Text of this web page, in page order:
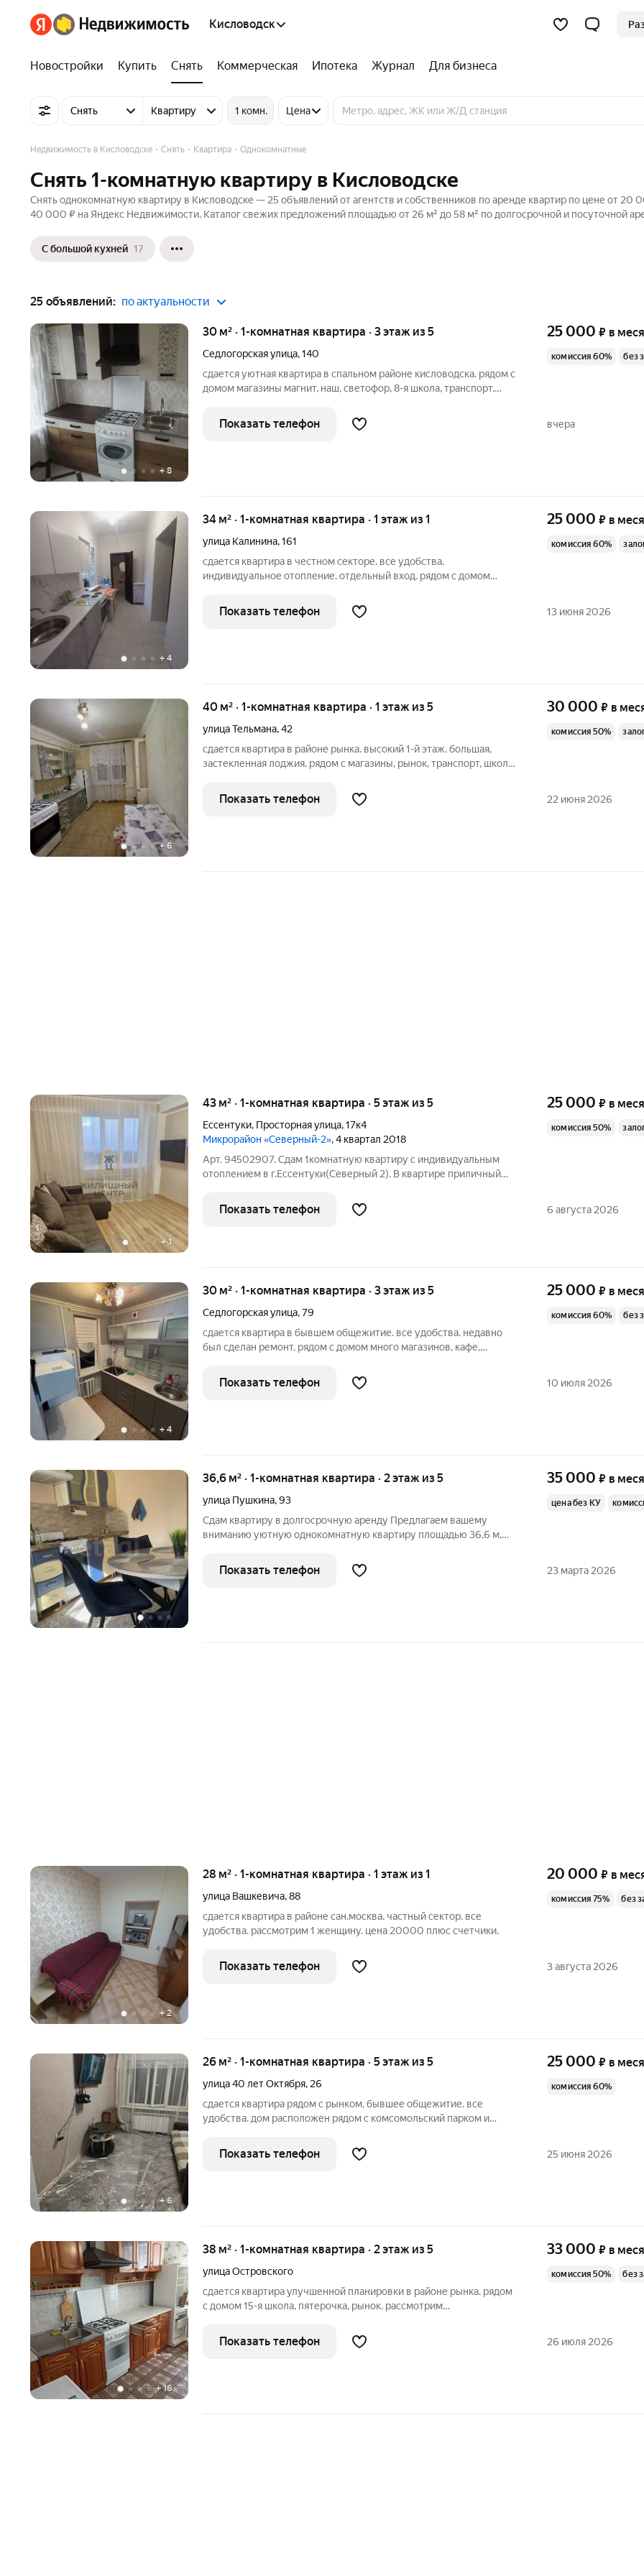
Кисловодск
Новостройки Купить Снять Коммерческая Ипотека Журнал Для бизнеса
Снять Квартиру 1 комн. Цена
Недвижимость в Кисловодске Снять Квартира Однокомнатные
Снять 1-комнатную квартиру в Кисловодске
Снять однокомнатную квартиру в Кисловодске — 25 объявлений от агентств и собственников по аренде квартир по цене от 20
40 000 ₽ на Яндекс Недвижимости. Каталог свежих предложений площадью от 26 м² до 58 м² по долгосрочной и посуточной
С большой кухней 17
25 объявлений: по актуальности
+ 8
30 м² · 1-комнатная квартира · 3 этаж из 5
Седлогорская улица,140
сдается уютная квартира в спальном районе кисловодска. рядом с
домом магазины магнит, наш, светофор, 8-я школа, транспорт.
квитанции.
25 000 ₽ в
комиссия 60% без
Показать телефон вчера
+ 4
34 м² · 1-комнатная квартира · 1 этаж из 1
улица Калинина,161
сдается квартира в честном секторе. все удобства.
индивидуальное отопление. отдельный вход. рядом с домом
коммунальные услуги. квартира сдается с залогом.25
25 000 ₽ в
комиссия 60%
Показать телефон 13 июня 2026
+ 6
40 м² · 1-комнатная квартира · 1 этаж из 5
улица Тельмана,42
сдается квартира в районе рынка. высокий 1-й этаж. большая,
застекленная лоджия. рядом с магазины, рынок, транспорт, школа,
30 000 ₽ в
комиссия 50%
Показать телефон 22 июня 2026
+1
43 м² · 1-комнатная квартира · 5 этаж из 5
Ессентуки, Просторная улица,17к4
Микрорайон «Северный-2», 4 квартал 2018
Арт. 94502907. Сдам 1комнатную квартиру с индивидуальным
отоплением в г.Ессентуки(Северный 2). В квартире приличный
согласованию.
25 000 ₽ в
комиссия 50%
Показать телефон 6 августа 2026
+ 4
30 м² · 1-комнатная квартира · 3 этаж из 5
Седлогорская улица,79
сдается квартира в бывшем общежитие. все удобства. недавно
был сделан ремонт. рядом с домом много магазинов, кафе,
коммунальные платежи по квитанции.
25 000 ₽ в
комиссия 60% без
Показать телефон 10 июля 2026
36,6 м² · 1-комнатная квартира · 2 этаж из 5
улица Пушкина,93
Сдам квартиру в долгосрочную аренду Предлагаем вашему
вниманию уютную однокомнатную квартиру площадью 36,6 м,
придомовой территорией и охраняемым въездом со шлагбаумом.
Преимущества аренды:
35 000 ₽ в
цена без КУ
Показать телефон 23 марта 2026
+2
28 м² · 1-комнатная квартира · 1 этаж из 1
улица Вашкевича,88
сдается квартира в районе сан.москва. частный сектор. все
удобства. рассмотрим 1 женщину. цена 20000 плюс счетчики.
20 000 ₽ в
комиссия 75% без
Показать телефон 3 августа 2026
+ 6
26 м² · 1-комнатная квартира · 5 этаж из 5
улица 40 лет Октября, 26
сдается квартира рядом с рынком, бывшее общежитие. все
удобства. дом расположен рядом с комсомольский парком и
25 000 ₽ в
комиссия 60%
Показать телефон 25 июня 2026
+16
38 м² · 1-комнатная квартира · 2 этаж из 5
улица Островского
сдается квартира улучшенной планировки в районе рынка. рядом
с домом 15-я школа, пятерочка, рынок. рассмотрим
33000 плюс свет и вода по счетчикам.
33 000 ₽ в
комиссия 50% без
Показать телефон 26 июля 2026